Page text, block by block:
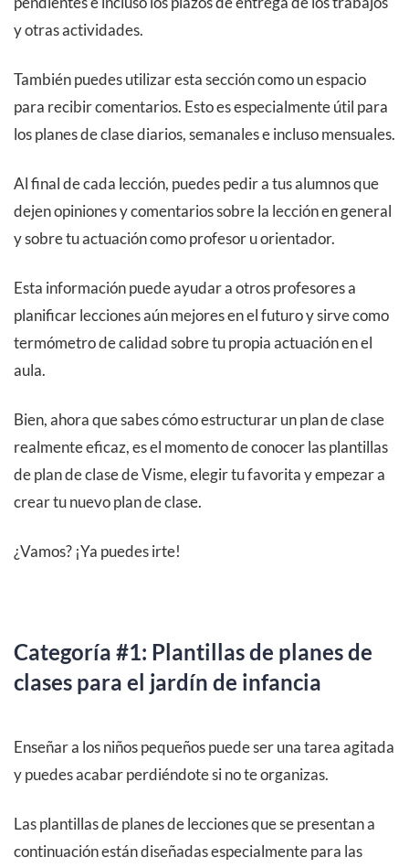
y otras actividades.
También puedes utilizar esta sección como un espacio
para recibir comentarios. Esto es especialmente útil para
los planes de clase diarios, semanales e incluso mensuales.
Al final de cada lección, puedes pedir a tus alumnos que
dejen opiniones y comentarios sobre la lección en general
y sobre tu actuación como profesor u orientador.
Esta información puede ayudar a otros profesores a
planificar lecciones aún mejores en el futuro y sirve como
termómetro de calidad sobre tu propia actuación en el
aula.
Bien, ahora que sabes cómo estructurar un plan de clase
realmente eficaz, es el momento de conocer las plantillas
de plan de clase de Visme, elegir tu favorita y empezar a
crear tu nuevo plan de clase.
¿Vamos? ¡Ya puedes irte!
Categoría #1: Plantillas de planes de
clases para el jardín de infancia
Enseñar a los niños pequeños puede ser una tarea agitada
y puedes acabar perdiéndote si no te organizas.
Las plantillas de planes de lecciones que se presentan a
continuación están diseñadas especialmente para las